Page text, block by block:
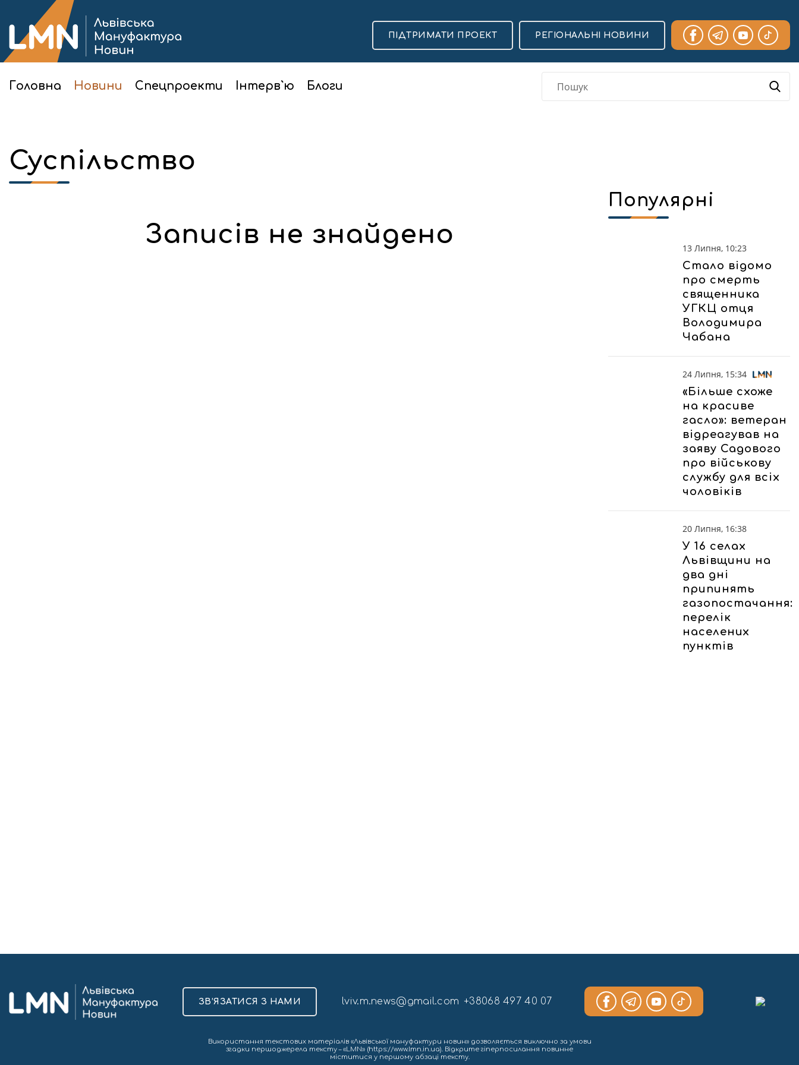
Головна Новини Спецпроекти Інтерв`ю Блоги
ПІДТРИМАТИ ПРОЕКТ РЕГІОНАЛЬНІ НОВИНИ
Суспільство
Записів не знайдено
Популярні
13 Липня, 10:23
Стало відомо
про смерть
священника
УГКЦ отця
Володимира
Чабана
24 Липня, 15:34
«Більше схоже
на красиве
гасло»: ветеран
відреагував на
заяву Садового
про військову
службу для всіх
чоловіків
20 Липня, 16:38
У 16 селах
Львівщини на
два дні
припинять
газопостачання:
перелік
населених
пунктів
ЗВ’ЯЗАТИСЯ З НАМИ lviv.m.news@gmail.com +38068 497 40 07
Використання текстових матеріалів «Львівської мануфактури новин» дозволяється виключно за умови
згадки першоджерела тексту – «LMN» (https://www.lmn.in.ua). Відкрите гіперпосилання повинне
міститися у першому абзаці тексту.